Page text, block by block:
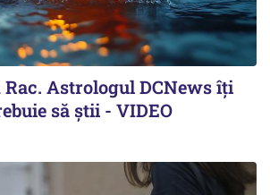
Astrologul DCNews îți
să știi - VIDEO